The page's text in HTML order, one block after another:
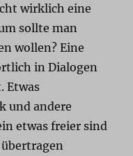
wirklich eine
sollte man
wollen? Eine
in Dialogen
Etwas
und andere
etwas freier sind